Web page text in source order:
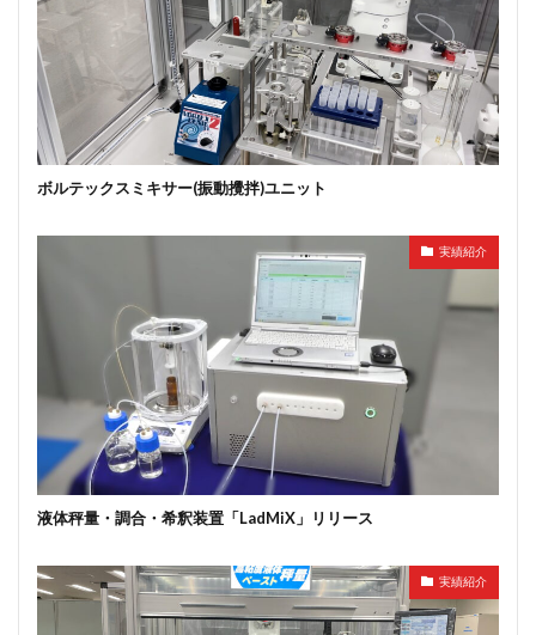
ボルテックスミキサー(振動攪拌)ユニット
実績紹介
液体秤量・調合・希釈装置「LadMiX」リリース
実績紹介